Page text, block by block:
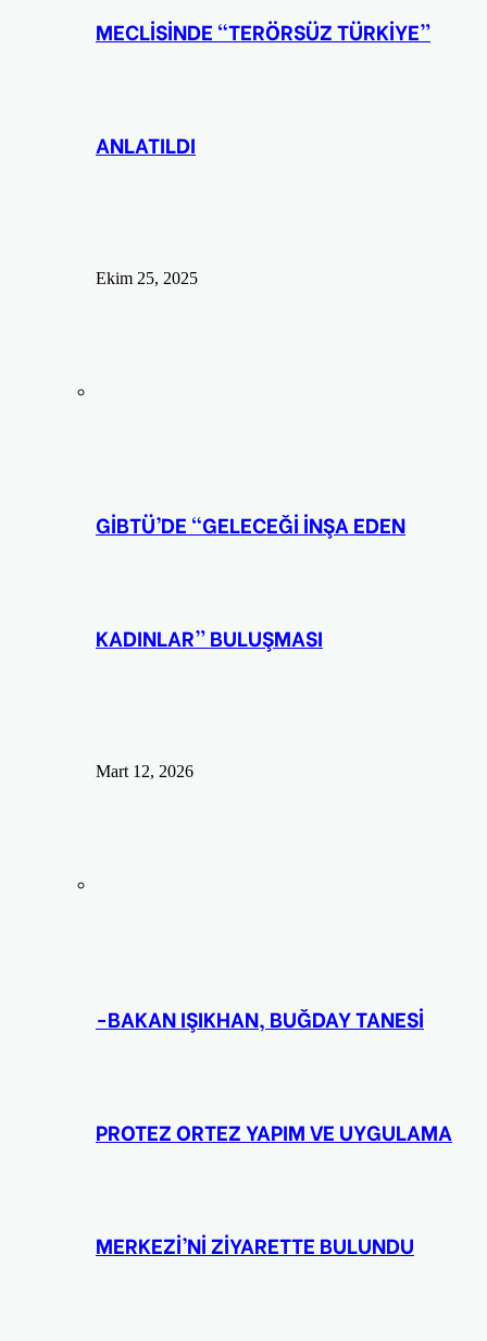
MECLİSİNDE “TERÖRSÜZ TÜRKİYE”
ANLATILDI
Ekim 25, 2025
GİBTÜ’DE “GELECEĞİ İNŞA EDEN
KADINLAR” BULUŞMASI
Mart 12, 2026
-BAKAN IŞIKHAN, BUĞDAY TANESİ
PROTEZ ORTEZ YAPIM VE UYGULAMA
MERKEZİ’Nİ ZİYARETTE BULUNDU